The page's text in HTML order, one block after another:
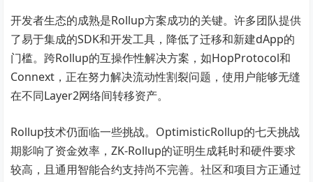
开发者生态的成熟是Rollup方案成功的关键。许多团队提供
了易于集成的SDK和开发工具，降低了迁移和新建dApp的
门槛。跨Rollup的互操作性解决方案，如HopProtocol和
Connext，正在努力解决流动性割裂问题，使用户能够无缝
在不同Layer2网络间转移资产。
Rollup技术仍面临一些挑战。OptimisticRollup的七天挑战
期影响了资金效率，ZK-Rollup的证明生成耗时和硬件要求
较高，且通用智能合约支持尚不完善。社区和项目方正通过